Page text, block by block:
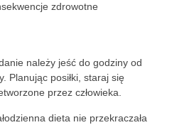
zdrowotne
należy jeść do godziny od
Planując posiłki, staraj się
przez człowieka.
dieta nie przekraczała